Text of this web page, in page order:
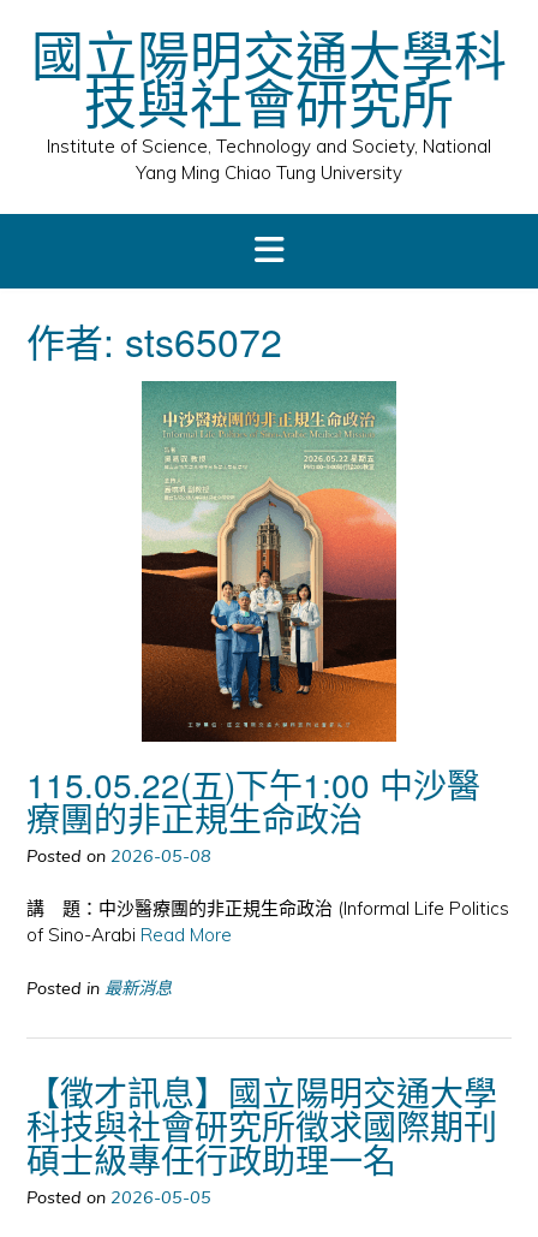
content國立陽明交通大學科
技與社會研究所
Institute of Science, Technology and Society, National
Yang Ming Chiao Tung University
作者: sts65072
115.05.22(五)下午1:00 中沙醫
療團的非正規生命政治
Posted on 2026-05-08
講 題：中沙醫療團的非正規生命政治 (Informal Life Politics
of Sino-Arabi Read More
Posted in 最新消息
【徵才訊息】國立陽明交通大學
科技與社會研究所徵求國際期刊
碩士級專任行政助理一名
Posted on 2026-05-05